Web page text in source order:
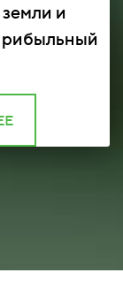
и